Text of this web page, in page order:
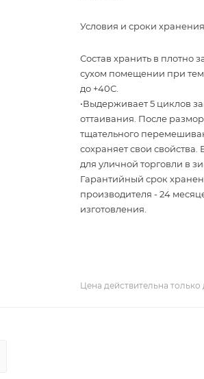
Условия и сроки
Состав хранить в плотно
сухом помещении при
до +40С.
•Выдерживает 5 циклов
оттаивания. После
тщательного
сохраняет свои
для уличной торговли в
Гарантийный срок
производителя - 24
изготовления.
Цена действительна